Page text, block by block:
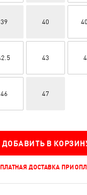
39 40
43
46 47
ДОБАВИТЬ В
ДОСТАВКА ПРИ